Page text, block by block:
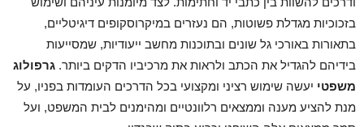
בזכוכיות מגדלת פשוטות, הם נעזרים במיקרוסקופים דיגיטליים,
בתאורות באורכי גל שונים ובתוכנות מחשב ייעודיות, שמסייעות
בידיהם להגדיל את הכתב ולראות את מרכיביו הדקים ביותר. גרפולוג
משפטי יעשה שימוש רציני ומקצועי בכל הדרכים העומדות בפניו, על
מנת להציע מענה וממצאים רלוונטיים ומהימנים לבית המשפט, ועל